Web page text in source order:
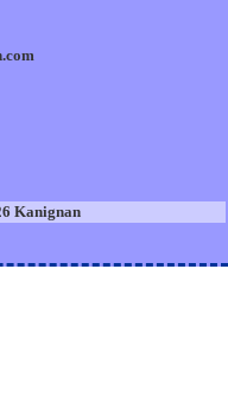
Kanignan